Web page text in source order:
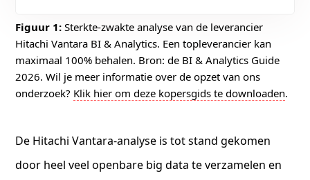
Figuur 1: Sterkte-zwakte analyse van de leverancier
Hitachi Vantara BI & Analytics. Een topleverancier kan
maximaal 100% behalen. Bron: de BI & Analytics Guide
2026. Wil je meer informatie over de opzet van ons
onderzoek? Klik hier om deze kopersgids te downloaden.
De Hitachi Vantara-analyse is tot stand gekomen
door heel veel openbare big data te verzamelen en